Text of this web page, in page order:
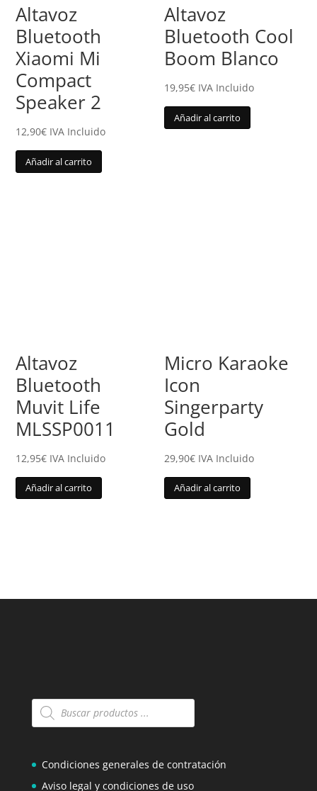
Altavoz
Bluetooth
Xiaomi Mi
Compact
Speaker 2
12,90€ IVA Incluido
Añadir al carrito
Altavoz
Bluetooth Cool
Boom Blanco
19,95€ IVA Incluido
Añadir al carrito
Altavoz
Bluetooth
Muvit Life
MLSSP0011
12,95€ IVA Incluido
Añadir al carrito
Micro Karaoke
Icon
Singerparty
Gold
29,90€ IVA Incluido
Añadir al carrito
Búsqueda
de
Condiciones generales de contratación
Aviso legal y condiciones de uso